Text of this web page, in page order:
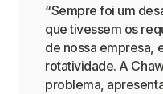
“Sempre foi um
que tivessem os
de nossa empresa,
rotatividade. A
problema,